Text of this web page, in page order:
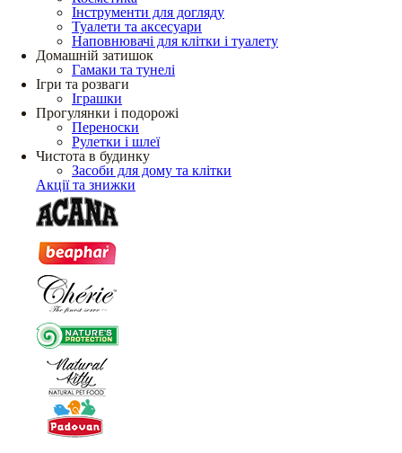
Інструменти для догляду
Туалети та аксесуари
Наповнювачі для клітки і туалету
Домашній затишок
Гамаки та тунелі
Ігри та розваги
Іграшки
Прогулянки і подорожі
Переноски
Рулетки і шлеї
Чистота в будинку
Засоби для дому та клітки
Акції та знижки